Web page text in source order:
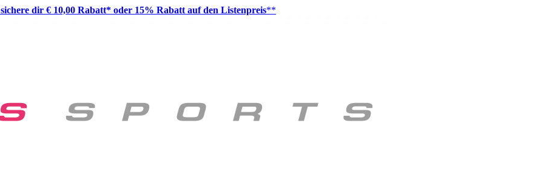
sichere dir € 10,00 Rabatt* oder 15% Rabatt auf den Listenpreis**